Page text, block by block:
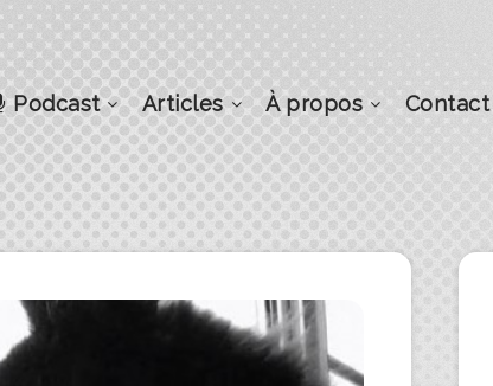
Podcast Articles À propos Contact